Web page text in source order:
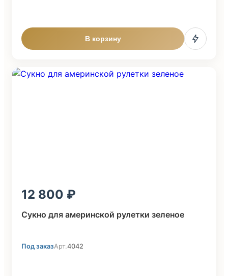
В корзину
12 800
Сукно для америнской рулетки зеленое
Под заказАрт.4042